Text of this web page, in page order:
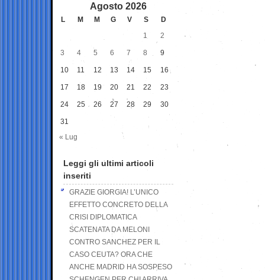
Agosto 2026
L M M G V S
D
1
2
3 4 5 6 7 8 9
10 11 12 13 14 15 16
17 18 19 20 21 22 23
24 25 26 27 28 29 30
31
« Lug
Leggi gli ultimi articoli
inseriti
GRAZIE GIORGIA! L’UNICO
EFFETTO CONCRETO DELLA
CRISI DIPLOMATICA
SCATENATA DA MELONI
CONTRO SANCHEZ PER IL
CASO CEUTA? ORA CHE
ANCHE MADRID HA SOSPESO